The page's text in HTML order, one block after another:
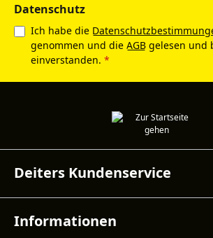
Datenschutz
Ich habe die
genommen und die AGB gelesen und
einverstanden. *
Deiters Kundenservice
Informationen